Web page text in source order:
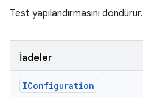
Test yapılandırmasını döndürür.
İadeler
IConfiguration